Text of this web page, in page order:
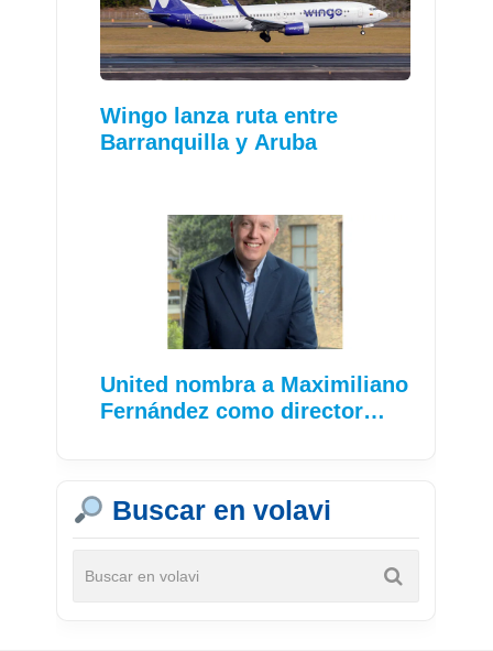
Wingo lanza ruta entre
Barranquilla y Aruba
United nombra a Maximiliano
Fernández como director…
Buscar en volavi